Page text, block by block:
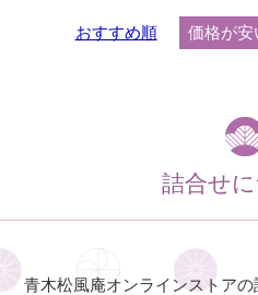
おすすめ順 価格が安
詰合せ
青木松風庵オンラインストアの